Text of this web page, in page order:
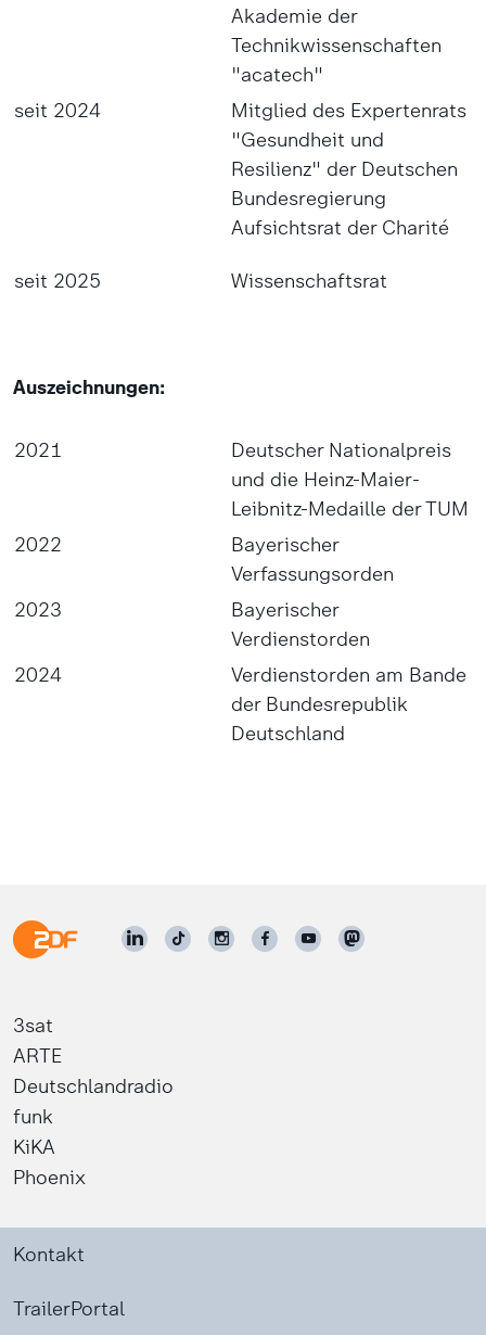
Akademie der
Technikwissenschaften
"acatech"
seit 2024
Mitglied des Expertenrats
"Gesundheit und
Resilienz" der Deutschen
Bundesregierung
Aufsichtsrat der Charité
seit 2025 Wissenschaftsrat
Auszeichnungen:
2021
Deutscher Nationalpreis
und die Heinz-Maier-
Leibnitz-Medaille der TUM
2022
Bayerischer
Verfassungsorden
2023
Bayerischer
Verdienstorden
2024
Verdienstorden am Bande
der Bundesrepublik
Deutschland
3sat
ARTE
Deutschlandradio
funk
KiKA
Phoenix
Kontakt
TrailerPortal